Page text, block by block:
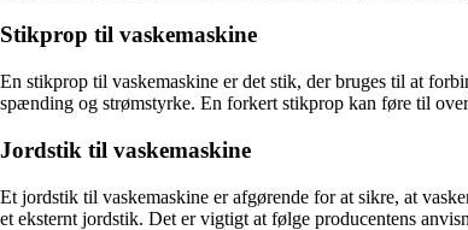
Stikprop til vaskemaskine
En stikprop til vaskemaskine er det stik, der bruges til at
spænding og strømstyrke. En forkert stikprop kan føre til
Jordstik til vaskemaskine
Et jordstik til vaskemaskine er afgørende for at sikre, at
et eksternt jordstik. Det er vigtigt at følge producentens